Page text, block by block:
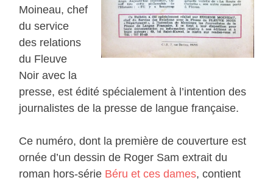
Moineau, chef
du service
des relations
du Fleuve
Noir avec la
presse, est édité spécialement à l’intention des
journalistes de la presse de langue française.
Ce numéro, dont la première de couverture est
ornée d’un dessin de Roger Sam extrait du
roman hors-série Béru et ces dames, contient